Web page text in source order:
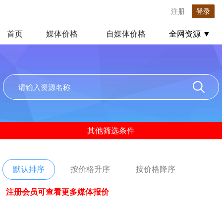
注册 登录
首页 媒体价格 自媒体价格 全网资源 ▼
其他筛选条件
默认排序 按价格升序 按价格降序
注册会员可查看更多媒体报价